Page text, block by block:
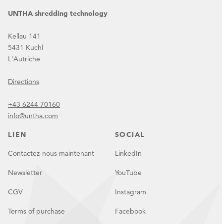
UNTHA shredding technology
Kellau 141
5431 Kuchl
L'Autriche
Directions
+43 6244 70160
info@untha.com
LIEN
Contactez-nous maintenant
Newsletter
CGV
Terms of purchase
SOCIAL
LinkedIn
YouTube
Instagram
Facebook